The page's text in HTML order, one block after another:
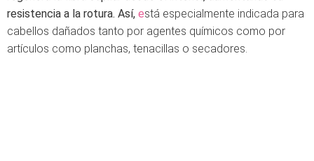
resistencia a la rotura. Así, está especialmente indicada para
cabellos dañados tanto por agentes químicos como por
artículos como planchas, tenacillas o secadores.